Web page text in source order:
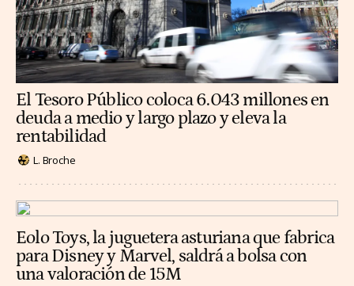
El Tesoro Público coloca 6.043 millones en
deuda a medio y largo plazo y eleva la
rentabilidad
L. Broche
Eolo Toys, la juguetera asturiana que fabrica
para Disney y Marvel, saldrá a bolsa con
una valoración de 15M